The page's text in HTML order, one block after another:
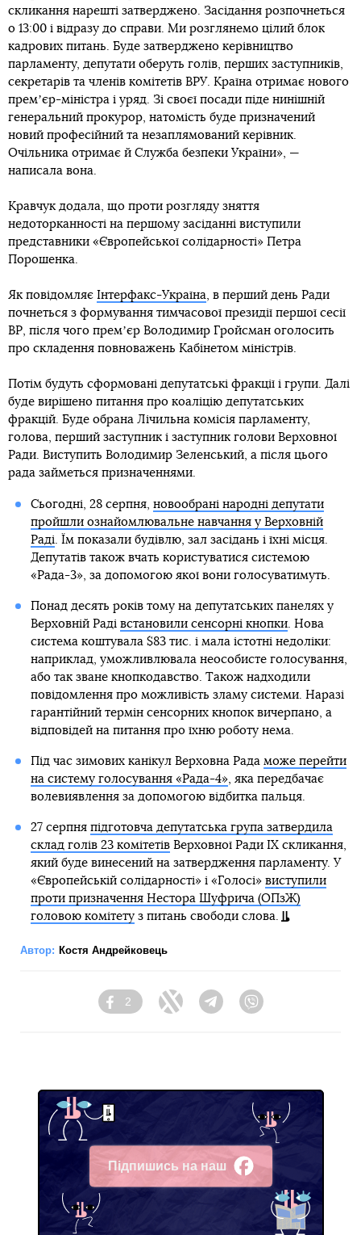
скликання нарешті затверджено. Засідання розпочнеться
о 13:00 і відразу до справи. Ми розглянемо цілий блок
кадрових питань. Буде затверджено керівництво
парламенту, депутати оберуть голів, перших заступників,
секретарів та членів комітетів ВРУ. Країна отримає нового
премʼєр-міністра і уряд. Зі своєї посади піде нинішній
генеральний прокурор, натомість буде призначений
новий професійний та незаплямований керівник.
Очільника отримає й Служба безпеки України», —
написала вона.
Кравчук додала, що проти розгляду зняття
недоторканності на першому засіданні виступили
представники «Європейської солідарності» Петра
Порошенка.
Як повідомляє Інтерфакс-Україна, в перший день Ради
почнеться з формування тимчасової президії першої сесії
ВР, після чого премʼєр Володимир Гройсман оголосить
про складення повноважень Кабінетом міністрів.
Потім будуть сформовані депутатські фракції і групи. Далі
буде вирішено питання про коаліцію депутатських
фракцій. Буде обрана Лічильна комісія парламенту,
голова, перший заступник і заступник голови Верховної
Ради. Виступить Володимир Зеленський, а після цього
рада займеться призначеннями.
Сьогодні, 28 серпня, новообрані народні депутати
пройшли ознайомлювальне навчання у Верховній
Раді. Їм показали будівлю, зал засідань і їхні місця.
Депутатів також вчать користуватися системою
«Рада-3», за допомогою якої вони голосуватимуть.
Понад десять років тому на депутатських панелях у
Верховній Раді встановили сенсорні кнопки. Нова
система коштувала $83 тис. і мала істотні недоліки:
наприклад, уможливлювала неособисте голосування,
або так зване кнопкодавство. Також надходили
повідомлення про можливість зламу системи. Наразі
гарантійний термін сенсорних кнопок вичерпано, а
відповідей на питання про їхню роботу нема.
Під час зимових канікул Верховна Рада може перейти
на систему голосування «Рада-4», яка передбачає
волевиявлення за допомогою відбитка пальця.
27 серпня підготовча депутатська група затвердила
склад голів 23 комітетівВерховної Ради IX скликання,
який буде винесений на затвердження парламенту. У
«Європейській солідарності» і «Голосі» виступили
проти призначення Нестора Шуфрича (ОПзЖ)
головою комітетуз питань свободи слова.
Автор: Костя Андрейковець
Facebook
2
Twitter TelegramViber
Підпишись на наш
Facebook